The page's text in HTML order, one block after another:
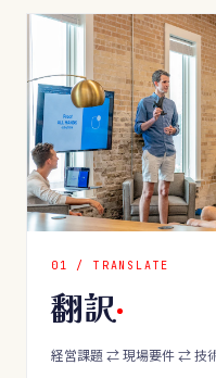
0 1 /TRANSLATE
翻訳
経営課題 ⇄ 現場要件 ⇄ 技術